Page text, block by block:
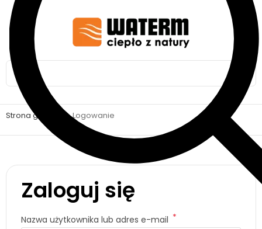
Strona główna > Logowanie
Zaloguj się
Nazwa użytkownika lub adres e-mail *